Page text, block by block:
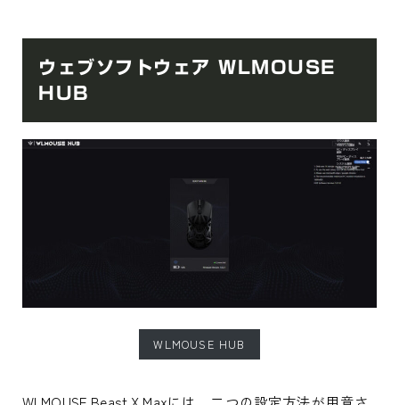
ウェブソフトウェア WLMOUSE
HUB
WLMOUSE HUB